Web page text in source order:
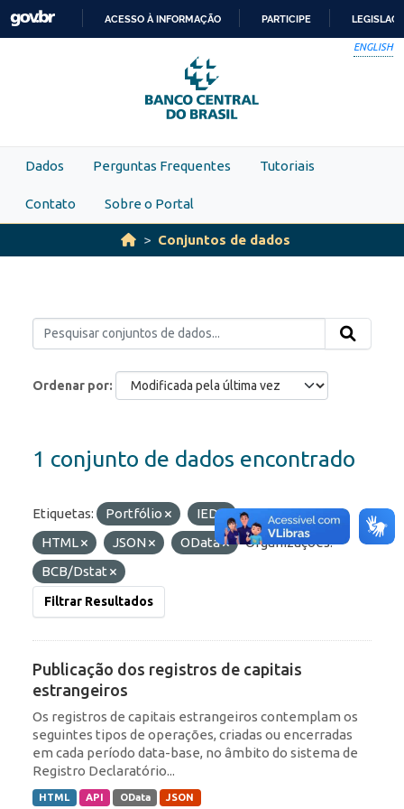
Skip to main content
PARA
O
CONTEÚDO
ACESSO À INFORMAÇÃO PARTICIPE
ENGLISH
Dados Perguntas Frequentes Tutoriais
Contato Sobre o Portal
Conjuntos de dados
Ordenar por
1 conjunto de dados encontrado
Etiquetas: Portfólio IED
Formatos:
HTML
JSON OData
Organizações:
BCB/Dstat
Filtrar Resultados
Publicação dos registros de capitais
estrangeiros
Os registros de capitais estrangeiros contemplam os
seguintes tipos de operações, criadas ou encerradas
em cada período data-base, no âmbito do sistema de
Registro Declaratório...
HTML API OData JSON